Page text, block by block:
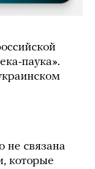
паука».
не связана
которые